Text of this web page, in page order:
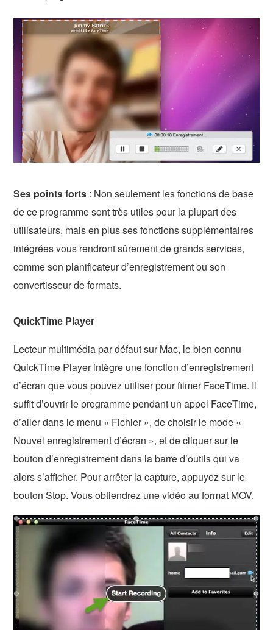
Ses points forts : Non seulement les fonctions de base
de ce programme sont très utiles pour la plupart des
utilisateurs, mais en plus ses fonctions supplémentaires
intégrées vous rendront sûrement de grands services,
comme son planificateur d’enregistrement ou son
convertisseur de formats.
QuickTime Player
Lecteur multimédia par défaut sur Mac, le bien connu
QuickTime Player intègre une fonction d’enregistrement
d’écran que vous pouvez utiliser pour filmer FaceTime. Il
suffit d’ouvrir le programme pendant un appel FaceTime,
d’aller dans le menu « Fichier », de choisir le mode «
Nouvel enregistrement d’écran », et de cliquer sur le
bouton d’enregistrement dans la barre d’outils qui va
alors s’afficher. Pour arrêter la capture, appuyez sur le
bouton Stop. Vous obtiendrez une vidéo au format MOV.